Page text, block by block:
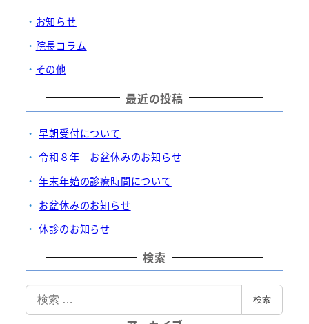
ペ
ー
ジ
り
お知らせ
院長コラム
その他
最近の投稿
早朝受付について
令和８年 お盆休みのお知らせ
年末年始の診療時間について
お盆休みのお知らせ
休診のお知らせ
検索
検
索
検索